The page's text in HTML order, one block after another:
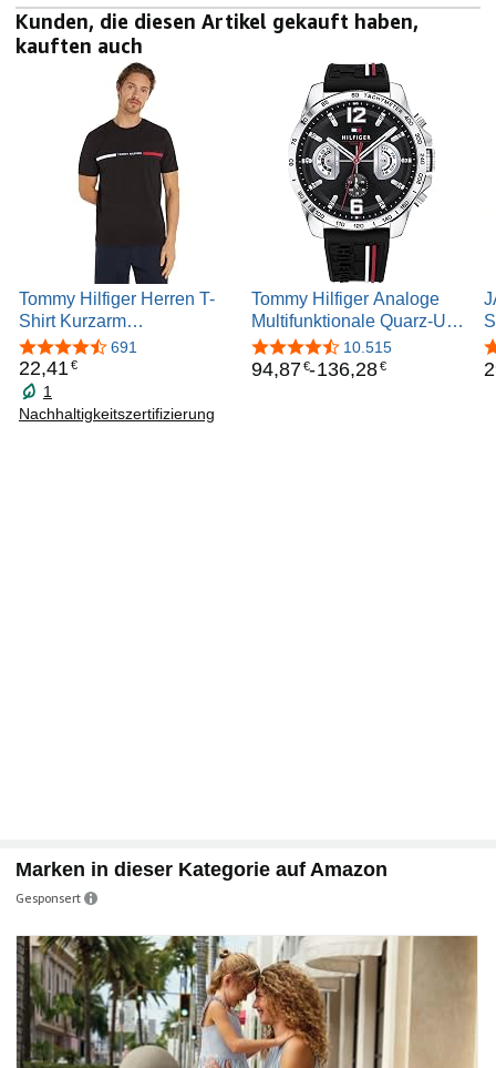
Kunden, die diesen Artikel gekauft haben,
kauften auch
Tommy Hilfiger Herren T-
Shirt Kurzarm
Rundhalsausschnitt
4,3 von 5 Sternen
691
22,41 €
1
Nachhaltigkeitszertifizierung
Tommy Hilfiger Analoge
Multifunktionale Quarz-Uhr
für Herren mit Silikon-,
Edelstahl- oder
4,5 von 5 Sternen
10.515
94,87€-136,28€
Marken in dieser Kategorie auf Amazon
Gesponsert